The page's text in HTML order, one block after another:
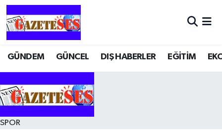
GÜNDEM GÜNCEL DIŞ HABERLER EĞİTİM
SPOR